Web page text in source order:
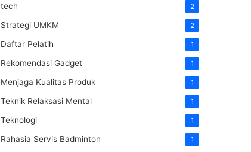
tech 2
Strategi UMKM 2
Daftar Pelatih 1
Rekomendasi Gadget 1
Menjaga Kualitas Produk 1
Teknik Relaksasi Mental 1
Teknologi 1
Rahasia Servis Badminton 1